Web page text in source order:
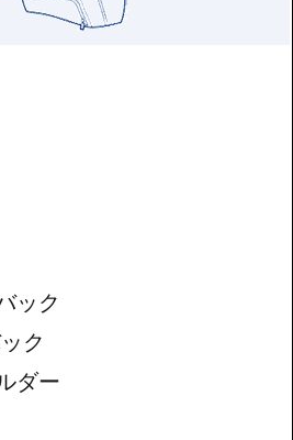
ック
ク
ダー